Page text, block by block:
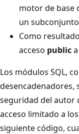
motor de base
un
Como
acceso public
Los módulos SQL,
desencadenadores,
seguridad del autor
acceso limitado a
siguiente código,